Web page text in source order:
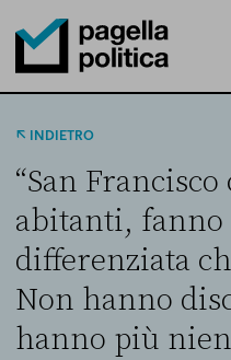
Pagella Politica Logo
INDIETRO
“San Francisco
abitanti, fanno
differenziata
Non hanno
hanno più